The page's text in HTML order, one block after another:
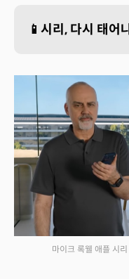
📱시리, 다시 태어
마이크 록웰 애플 시